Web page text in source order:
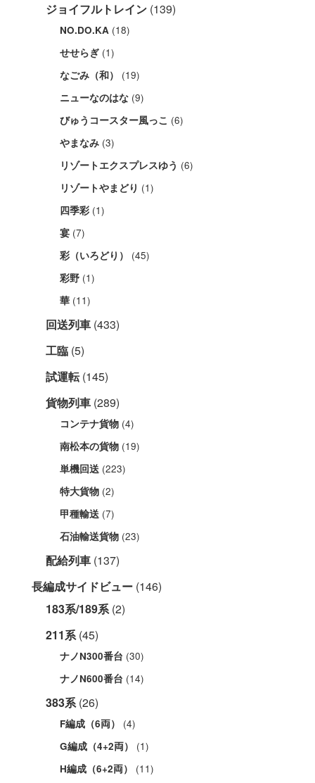
ジョイフルトレイン (139)
NO.DO.KA (18)
せせらぎ (1)
なごみ（和） (19)
ニューなのはな (9)
びゅうコースター風っこ (6)
やまなみ (3)
リゾートエクスプレスゆう (6)
リゾートやまどり (1)
四季彩 (1)
宴 (7)
彩（いろどり） (45)
彩野 (1)
華 (11)
回送列車 (433)
工臨 (5)
試運転(145)
貨物列車 (289)
コンテナ貨物 (4)
南松本の貨物 (19)
単機回送 (223)
特大貨物 (2)
甲種輸送 (7)
石油輸送貨物 (23)
配給列車 (137)
長編成サイドビュー (146)
183系/189系(2)
211系(45)
ナノN300番台 (30)
ナノN600番台 (14)
383系(26)
F編成（6両） (4)
G編成（4+2両） (1)
H編成（6+2両） (11)